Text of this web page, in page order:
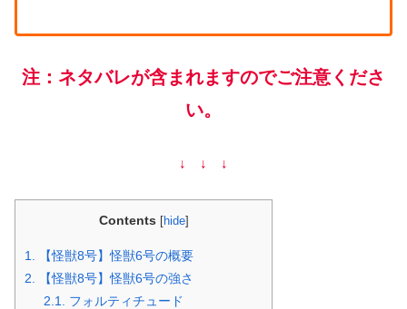
注：ネタバレが含まれますのでご注意くださ
い。
↓ ↓ ↓
Contents [hide]
1.
【怪獣8号】怪獣6号の概要
2.
【怪獣8号】怪獣6号の強さ
2.1.
フォルティチュード